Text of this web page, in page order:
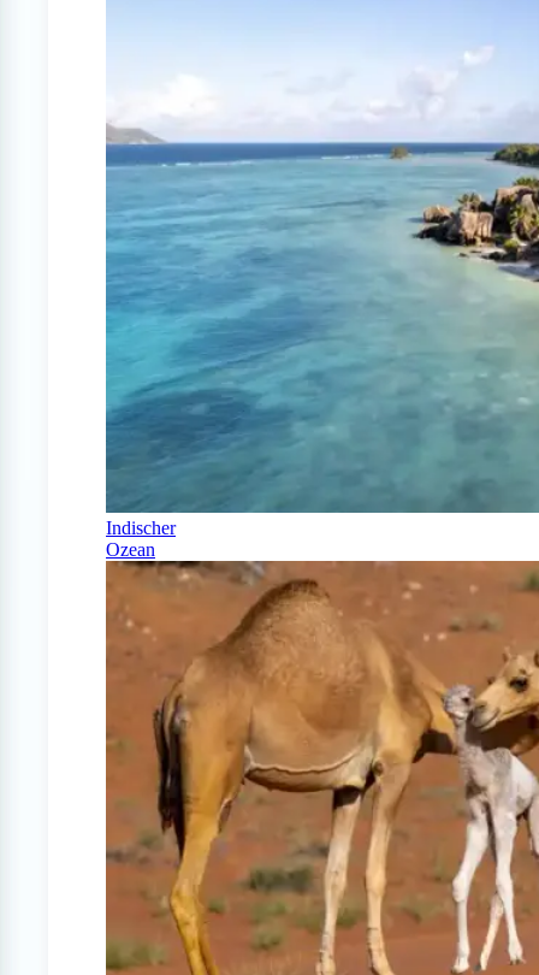
Indischer
Ozean